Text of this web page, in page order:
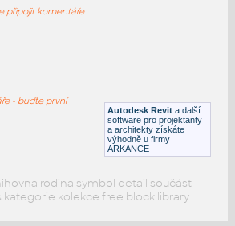
Rostliny, stromy
Autodesk Revit a další
software pro projektanty
a architekty získáte
výhodně u firmy
ARKANCE
připojit komentáře
- buďte první
rodina symbol detail součást
kategorie kolekce free block library